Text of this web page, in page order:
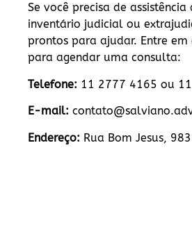
Se você precisa de assistência
inventário judicial ou
prontos para ajudar. Entre em
para agendar uma consulta:
Telefone: 11 2777 4165 ou
E-mail:
Endereço: Rua Bom Jesus,